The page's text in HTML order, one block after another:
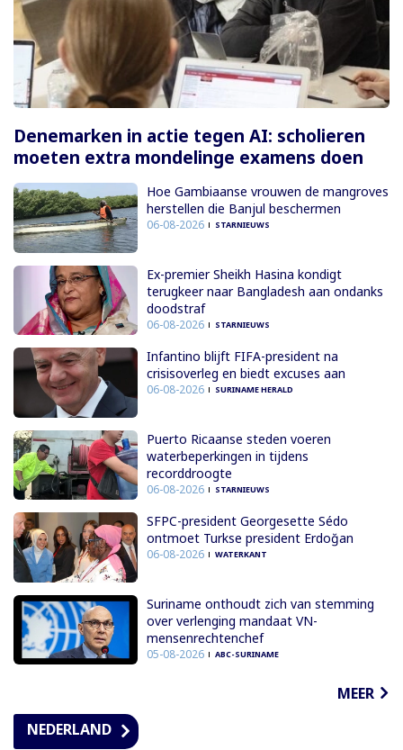
Denemarken in actie tegen AI: scholieren
moeten extra mondelinge examens doen
Hoe Gambiaanse vrouwen de mangroves
herstellen die Banjul beschermen
06-08-2026 STARNIEUWS
Ex-premier Sheikh Hasina kondigt
terugkeer naar Bangladesh aan ondanks
doodstraf
06-08-2026 STARNIEUWS
Infantino blijft FIFA-president na
crisisoverleg en biedt excuses aan
06-08-2026 SURINAME HERALD
Puerto Ricaanse steden voeren
waterbeperkingen in tijdens
recorddroogte
06-08-2026 STARNIEUWS
SFPC-president Georgesette Sédo
ontmoet Turkse president Erdoğan
06-08-2026 WATERKANT
Suriname onthoudt zich van stemming
over verlenging mandaat VN-
mensenrechtenchef
05-08-2026 ABC-SURINAME
MEER
NEDERLAND